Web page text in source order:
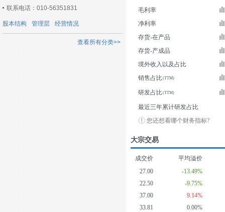
联系电话：010-56351831
股本结构 管理层 经营情况
查看所有分类>>
毛利率
净利率
存货-在产品
存货-产成品
境外收入以及占比
销售占比
研发占比
最近三年累计研发占比
您还想看哪个财务指标?
大宗交易
成交价
平均溢价
27.00
-13.49%
22.50
-9.75%
37.00
9.14%
33.81
0.00%